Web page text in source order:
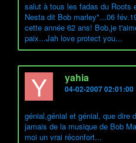
salut à tous les fadas du Roots
Nesta dit Bob marley"...06
cette année 62 ans! Bob,je
paix...Jah love protect you...
Y yahia
04-02-2007 02:01:00
génial,génial et génial, que dire
jamais de la musique de Bob
moi un vrai réconfort...